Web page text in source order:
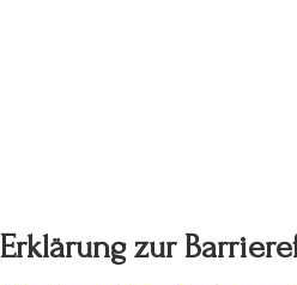
Erklärung zur